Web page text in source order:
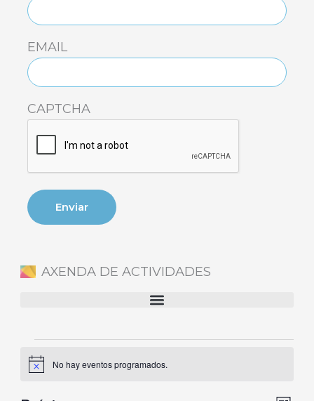
EMAIL
CAPTCHA
AXENDA DE ACTIVIDADES
Aviso No hay eventos programados.